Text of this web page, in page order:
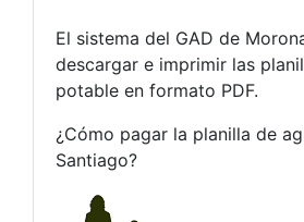
El sistema del GAD de
descargar e imprimir las
potable en formato PDF.
¿Cómo pagar la planilla de
Santiago?